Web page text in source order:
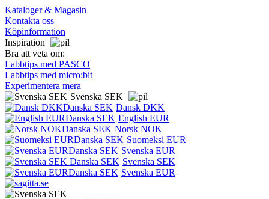
Kataloger & Magasin
Kontakta oss
Köpinformation
Inspiration
Bra att veta om:
Labbtips med PASCO
Labbtips med micro:bit
Experimentera mera
Svenska SEK
Dansk DKK
English EUR
Norsk NOK
Suomeksi EUR
Svenska EUR
Svenska SEK
Svenska EUR